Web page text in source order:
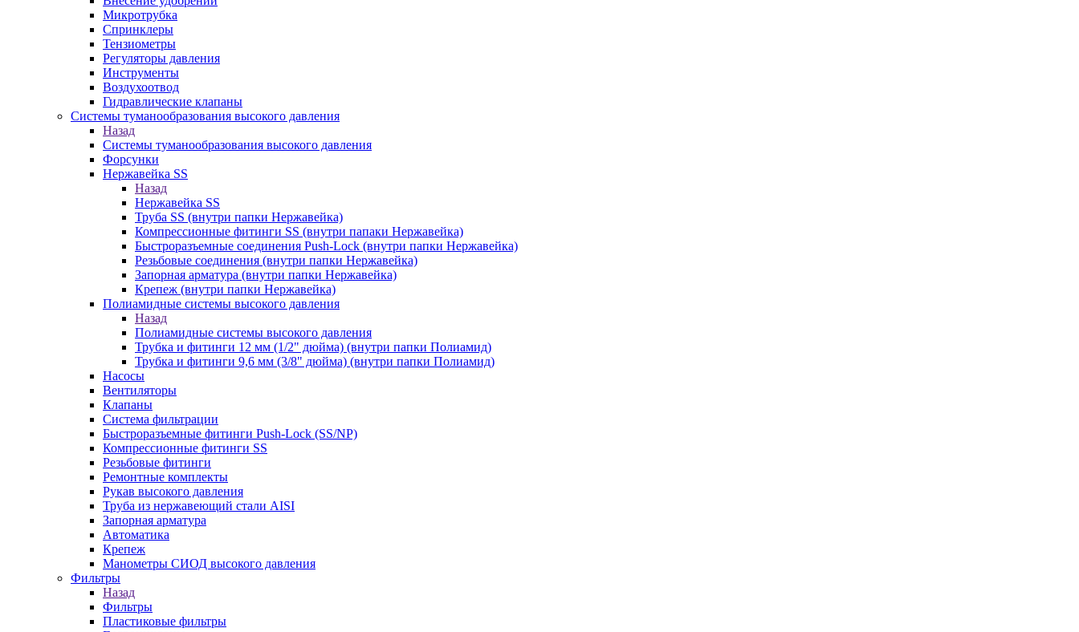
Микротрубка
Спринклеры
Тензиометры
Регуляторы давления
Инструменты
Воздухоотвод
Гидравлические клапаны
Системы туманообразования высокого давления
Назад
Системы туманообразования высокого давления
Форсунки
Нержавейка SS
Назад
Нержавейка SS
Труба SS (внутри папки Нержавейка)
Компрессионные фитинги SS (внутри папаки Нержавейка)
Быстроразъемные соединения Push-Lock (внутри папки Нержавейка)
Резьбовые соединения (внутри папки Нержавейка)
Запорная арматура (внутри папки Нержавейка)
Крепеж (внутри папки Нержавейка)
Полиамидные системы высокого давления
Назад
Полиамидные системы высокого давления
Трубка и фитинги 12 мм (1/2" дюйма) (внутри папки Полиамид)
Трубка и фитинги 9,6 мм (3/8" дюйма) (внутри папки Полиамид)
Насосы
Вентиляторы
Клапаны
Система фильтрации
Быстроразъемные фитинги Push-Lock (SS/NP)
Компрессионные фитинги SS
Резьбовые фитинги
Ремонтные комплекты
Рукав высокого давления
Труба из нержавеющий стали AISI
Запорная арматура
Автоматика
Крепеж
Манометры СИОД высокого давления
Фильтры
Назад
Фильтры
Пластиковые фильтры